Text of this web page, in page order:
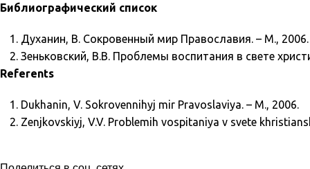
Библиографический список
Духанин, В. Сокровенный мир Православия. – М., 2006.
Зеньковский, В.В. Проблемы воспитания в свете
Referents
Dukhanin, V. Sokrovennihyj mir Pravoslaviya. – M., 2006.
Zenjkovskiyj, V.V. Problemih vospitaniya v svete